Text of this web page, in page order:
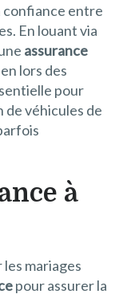
confiance entre
En louant via
assurance
lors des
pour
de véhicules de
à
mariages
pour assurer la